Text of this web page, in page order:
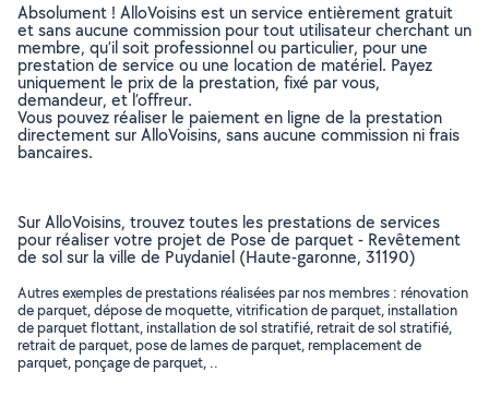
Absolument ! AlloVoisins est un service entièrement gratuit
et sans aucune commission pour tout utilisateur cherchant un
membre, qu’il soit professionnel ou particulier, pour une
prestation de service ou une location de matériel. Payez
uniquement le prix de la prestation, fixé par vous,
demandeur, et l’offreur.
Vous pouvez réaliser le paiement en ligne de la prestation
directement sur AlloVoisins, sans aucune commission ni frais
bancaires.
Sur AlloVoisins, trouvez toutes les prestations de services
pour réaliser votre projet de Pose de parquet - Revêtement
de sol sur la ville de Puydaniel (Haute-garonne, 31190)
Autres exemples de prestations réalisées par nos membres : rénovation
de parquet, dépose de moquette, vitrification de parquet, installation
de parquet flottant, installation de sol stratifié, retrait de sol stratifié,
retrait de parquet, pose de lames de parquet, remplacement de
parquet, ponçage de parquet, ..